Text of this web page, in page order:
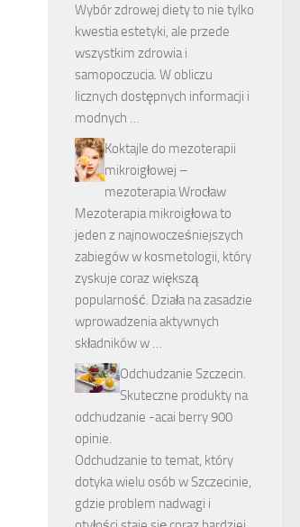
Wybór zdrowej diety to nie tylko
kwestia estetyki, ale przede
wszystkim zdrowia i
samopoczucia. W obliczu
licznych dostępnych informacji i
modnych …
Koktajle do mezoterapii
mikroigłowej –
mezoterapia Wrocław
Mezoterapia mikroigłowa to
jeden z najnowocześniejszych
zabiegów w kosmetologii, który
zyskuje coraz większą
popularność. Działa na zasadzie
wprowadzenia aktywnych
składników w …
Odchudzanie Szczecin.
Skuteczne produkty na
odchudzanie -acai berry 900
opinie.
Odchudzanie to temat, który
dotyka wielu osób w Szczecinie,
gdzie problem nadwagi i